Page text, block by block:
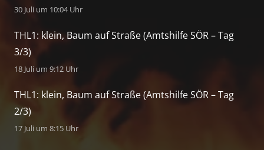
30 Juli um 10:04 Uhr
THL1: klein, Baum auf Straße (Amtshilfe SÖR – Tag
3/3)
18 Juli um 9:12 Uhr
THL1: klein, Baum auf Straße (Amtshilfe SÖR – Tag
2/3)
17 Juli um 8:15 Uhr